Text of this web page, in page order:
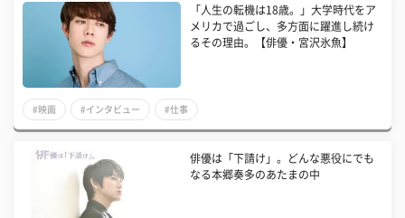
「人生の転機は18歳。」大学時代をア
メリカで過ごし、多方面に躍進し続け
るその理由。【俳優・宮沢氷魚】
#映画 #インタビュー #仕事
俳優は「下請け」。どんな悪役にでも
なる本郷奏多のあたまの中